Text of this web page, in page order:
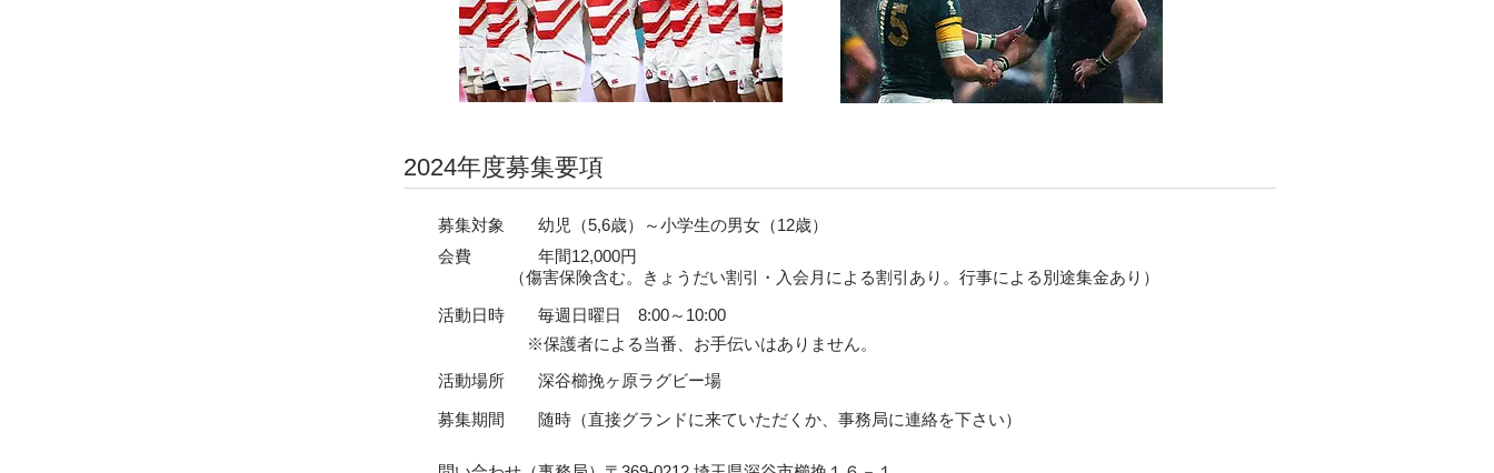
2024年度募集要項
募集対象 幼児（5,6歳）～小学生の男女（12歳）
会費 年間12,000円
（傷害保険含む。きょうだい割引・入会月による割引あり。行事による別途集金あり）
活動日時 毎週日曜日 8:00～10:00
※保護者による当番、お手伝いはありません。
活動場所 深谷櫛挽ヶ原ラグビー場
募集期間 随時（直接グランドに来ていただくか、事務局に連絡を下さい）